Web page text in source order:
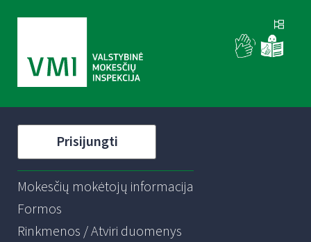
Prisijungti
Mokesčių mokėtojų informacija
Formos
Rinkmenos / Atviri duomenys